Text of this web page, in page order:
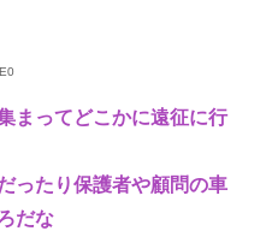
まってどこかに遠征に行
ったり保護者や顧問の車
だな